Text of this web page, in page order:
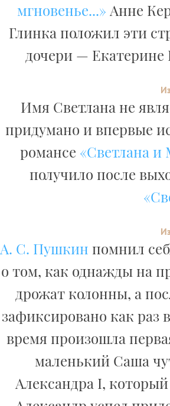
мгновенье...» Анне
Глинка положил эти
дочери — Екатерине
Имя Светлана не
придумано и впервые
романсе «Светлана и
получило после
А. С. Пушкин помнил
о том, как однажды на
дрожат колонны, а
зафиксировано как раз
время произошла
маленький Саша
Александра I,